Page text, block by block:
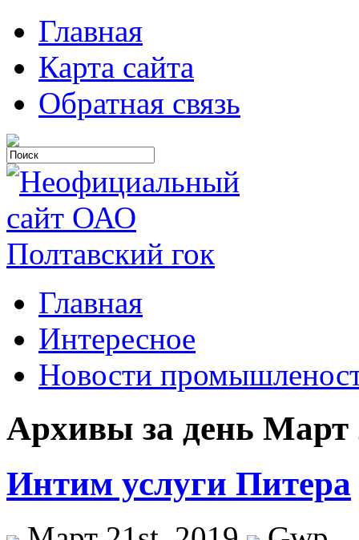
Главная
Карта сайта
Обратная связь
Главная
Интересное
Новости
Архивы за день Март
Интим услуги Питера